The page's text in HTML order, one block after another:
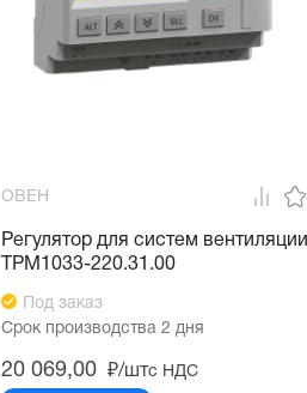
ОВЕН
Регулятор для систем вентиляции
ТРМ1033-220.31.00
Под заказ
Срок производства 2 дня
20 069,00 ₽/штс НДС